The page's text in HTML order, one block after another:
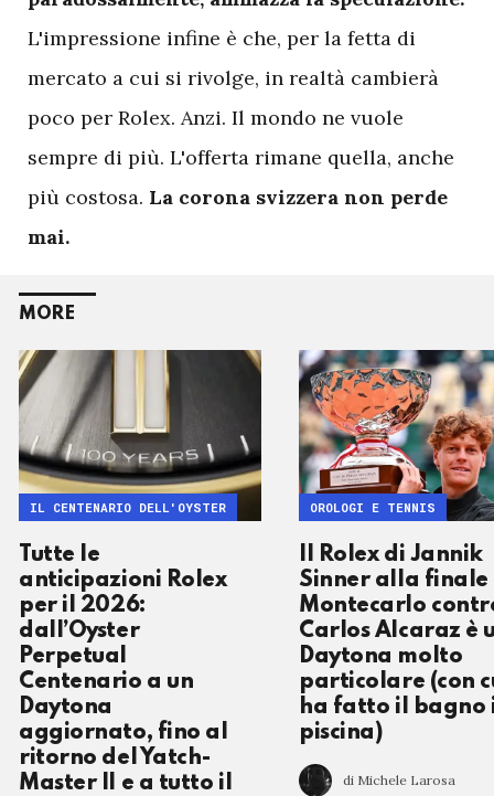
L'impressione infine è che, per la fetta di
mercato a cui si rivolge, in realtà cambierà
poco per Rolex. Anzi. Il mondo ne vuole
sempre di più. L'offerta rimane quella, anche
più costosa. La corona svizzera non perde
mai.
MORE
Tutte le
anticipazioni Rolex
per il 2026:
dall’Oyster
Perpetual
Centenario a un
Daytona
aggiornato, fino al
ritorno del Yatch-
Master II e a tutto il
IL CENTENARIO DELL'OYSTER
Il Rolex di Jannik
Sinner alla finale
Montecarlo
Carlos Alcaraz è
Daytona molto
particolare (con
ha fatto il bagno
piscina)
di Michele Larosa
OROLOGI E TENNIS